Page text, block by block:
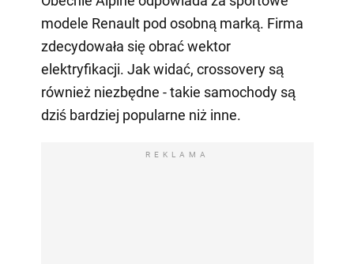
modele Renault pod osobną marką. Firma
zdecydowała się obrać wektor
elektryfikacji. Jak widać, crossovery są
również niezbędne - takie samochody są
dziś bardziej popularne niż inne.
REKLAMA